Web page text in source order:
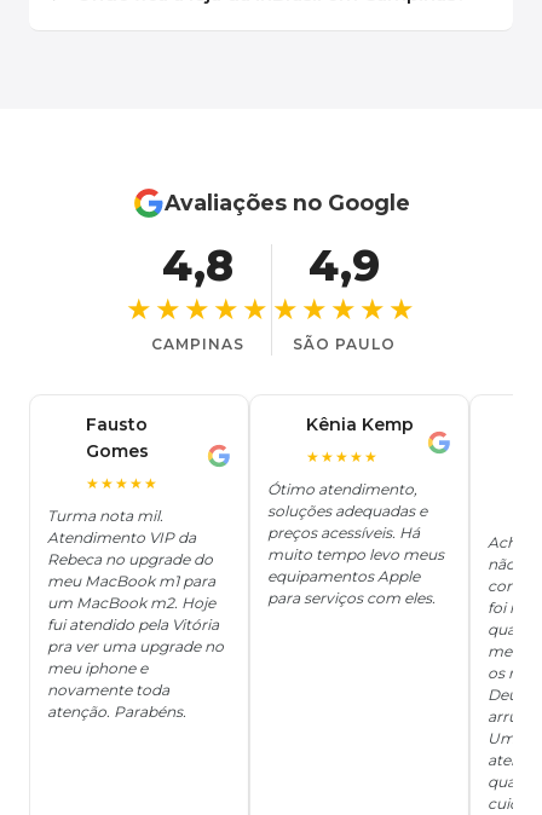
Avaliações no Google
4,8
★★★★★
CAMPINAS
4,9
★★★★★
SÃO PAULO
Fausto
Gomes
★★★★★
Turma nota mil.
Atendimento VIP da
Rebeca no upgrade do
meu MacBook m1 para
um MacBook m2. Hoje
fui atendido pela Vitória
pra ver uma upgrade no
meu iphone e
novamente toda
atenção. Parabéns.
Kênia Kemp
★★★★★
Ótimo atendimento,
soluções adequadas e
preços acessíveis. Há
muito tempo levo meus
equipamentos Apple
para serviços com eles.
Achei
não
foi
me
os
Deus,
Um